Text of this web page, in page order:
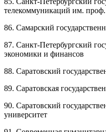
телекоммуникаций им.
86. Самарский
87. Санкт-Петербургский
экономики и финансов
88. Саратовский
89. Саратовская
90. Саратовский
университет